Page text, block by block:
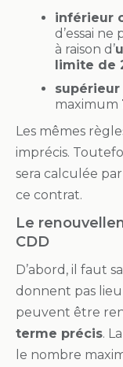
inférieur
d’essai
à raison d’
limite de
supérieur
maximum
Les mêmes
imprécis.
sera calculée
ce contrat.
Le
CDD
D’abord, il faut
donnent pas lieu
peuvent être
terme précis. La
le nombre